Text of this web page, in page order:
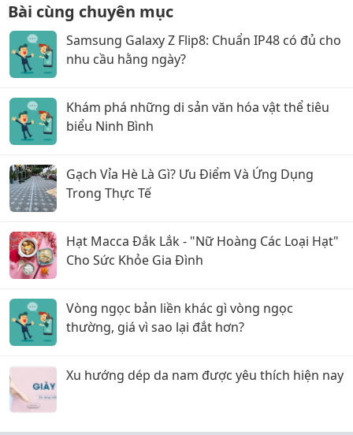
Bài cùng chuyên mục
Samsung Galaxy Z Flip8: Chuẩn IP48 có đủ cho
nhu cầu hằng ngày?
Khám phá những di sản văn hóa vật thể tiêu
biểu Ninh Bình
Gạch Vỉa Hè Là Gì? Ưu Điểm Và Ứng Dụng
Trong Thực Tế
Hạt Macca Đắk Lắk - "Nữ Hoàng Các Loại Hạt"
Cho Sức Khỏe Gia Đình
Vòng ngọc bản liền khác gì vòng ngọc
thường, giá vì sao lại đắt hơn?
Xu hướng dép da nam được yêu thích hiện nay